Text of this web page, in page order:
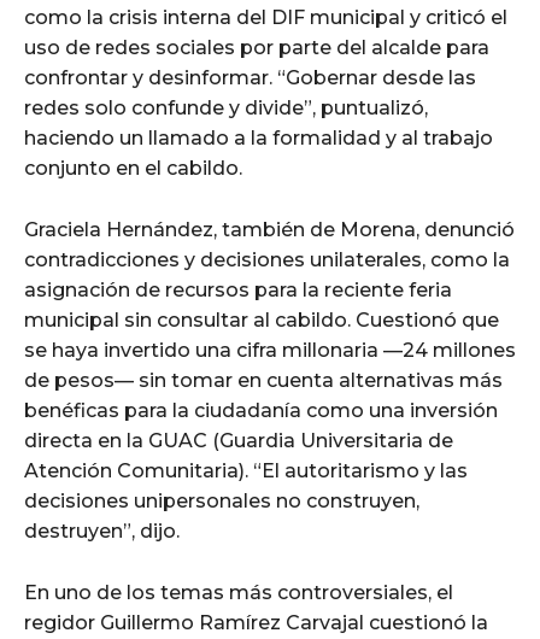
como la crisis interna del DIF municipal y criticó el
uso de redes sociales por parte del alcalde para
confrontar y desinformar. “Gobernar desde las
redes solo confunde y divide”, puntualizó,
haciendo un llamado a la formalidad y al trabajo
conjunto en el cabildo.
Graciela Hernández, también de Morena, denunció
contradicciones y decisiones unilaterales, como la
asignación de recursos para la reciente feria
municipal sin consultar al cabildo. Cuestionó que
se haya invertido una cifra millonaria —24 millones
de pesos— sin tomar en cuenta alternativas más
benéficas para la ciudadanía como una inversión
directa en la GUAC (Guardia Universitaria de
Atención Comunitaria). “El autoritarismo y las
decisiones unipersonales no construyen,
destruyen”, dijo.
En uno de los temas más controversiales, el
regidor Guillermo Ramírez Carvajal cuestionó la